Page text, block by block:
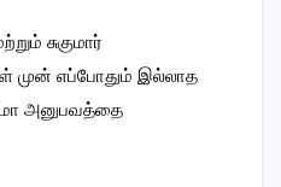
சுகுமார்
முன் எப்போதும் இல்லாத
அனுபவத்தை